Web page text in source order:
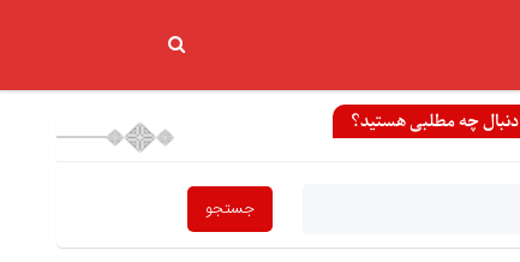
دنبال چه مطلبی هستید؟